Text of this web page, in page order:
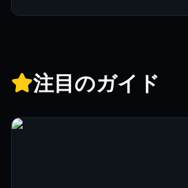
注目のガイド